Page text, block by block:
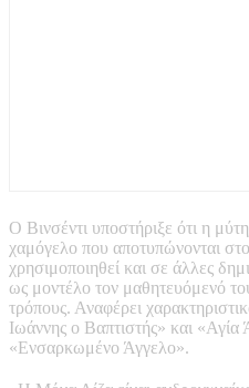
Ο Βινσέντι υποστήριξε ότι η
χαμόγελο που αποτυπώνονται
χρησιμοποιηθεί και σε άλλες
ως μοντέλο τον μαθητευόμενό
τρόπους. Αναφέρει
Ιωάννης ο Βαπτιστής» και
«Ενσαρκωμένο Άγγελο».